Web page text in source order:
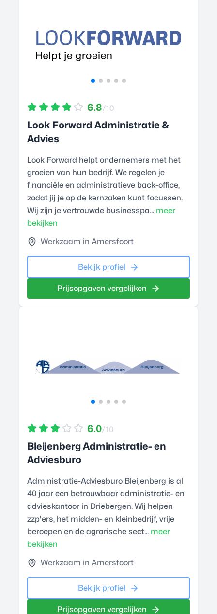
6.8/10
Look Forward Administratie &
Advies
Look Forward helpt ondernemers met het
groeien van hun bedrijf. We regelen je
financiële en administratieve back-office,
zodat jij je op de kernzaken kunt focussen.
Wij zijn je vertrouwde businesspa... meer
bekijken
Werkzaam in Amersfoort
Bekijk profiel
Prijsopgaven vergelijken
6.0/10
Bleijenberg Administratie- en
Adviesburo
Administratie-Adviesburo Bleijenberg is al
40 jaar een betrouwbaar administratie- en
advieskantoor in Driebergen. Wij helpen
zzp'ers, het midden- en kleinbedrijf, vrije
beroepen en de agrarische sect... meer
bekijken
Werkzaam in Amersfoort
Bekijk profiel
Prijsopgaven vergelijken